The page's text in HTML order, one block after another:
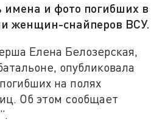
имена и фото погибших в
женщин-снайперов ВСУ.
Елена Белозерская,
опубликовала
на полях
Об этом сообщает